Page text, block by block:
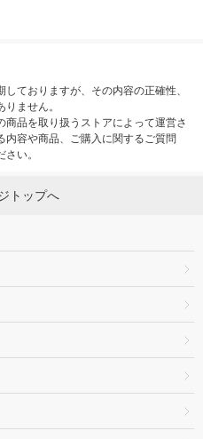
ておりますが、その内容の正確性、
ません。
品を取り扱うストアによって運営さ
容や商品、ご購入に関するご質問
い。
トップへ